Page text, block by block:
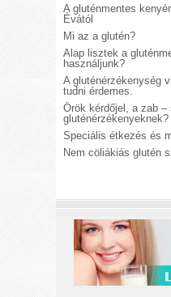
A gluténmentes
Évától
Mi az a glutén?
Alap lisztek a
használjunk?
A gluténérzékenység
tudni érdemes.
Örök kérdőjel, a zab
gluténérzékenyeknek?
Speciális étkezés és
Nem cöliákiás glutén